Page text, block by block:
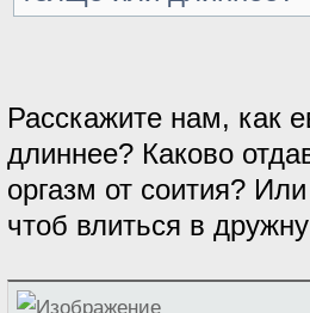
Расскажите нам, как
длиннее? Каково
оргазм от соития?
чтоб влиться в